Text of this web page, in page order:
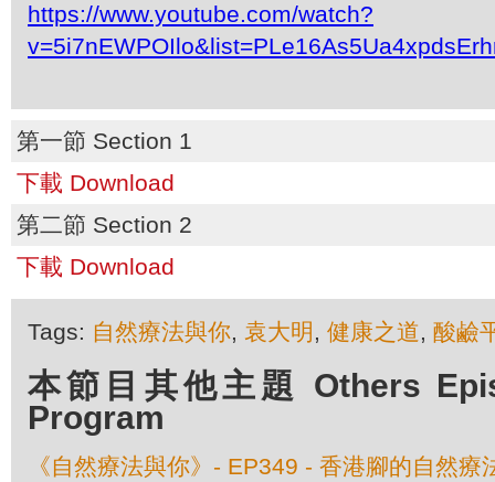
https://www.youtube.com/watch?
第一節 Section 1
下載 Download
第二節 Section 2
下載 Download
Tags: 自然療法與你, 袁大明 , 健康之道, 酸鹼
本節目其他主題 Others
Program
《自然療法與你》- EP349 - 香港腳的自然療